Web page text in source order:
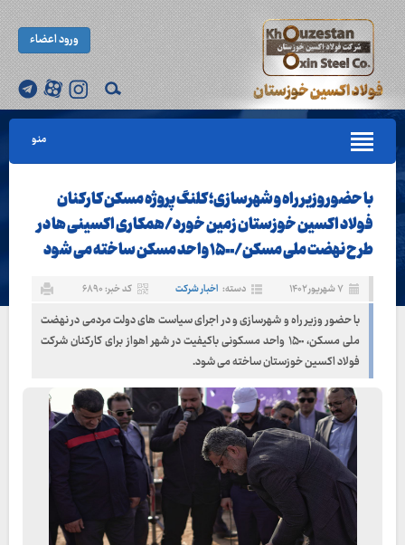
ورود اعضاء
منو
با حضور وزیر راه و شهرسازی؛ کلنگ پروژه مسکن کارکنان
فولاد اکسین خوزستان زمین خورد/همکاری اکسینی ها در
طرح نهضت ملی مسکن/۱۵٠٠ واحد مسکن ساخته می شود
۷ شهریور ۱۴۰۲ دسته: اخبار شرکت کد خبر: ۶۸۹۰
با حضور وزیر راه و شهرسازی و در اجرای سیاست های دولت مردمی در نهضت
ملی مسکن، ۱۵٠٠ واحد مسکونی باکیفیت در شهر اهواز برای کارکنان شرکت
فولاد اکسین خوزستان ساخته می شود.